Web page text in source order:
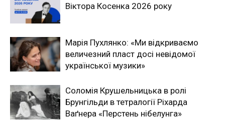
Віктора Косенка 2026 року
Марія Пухлянко: «Ми відкриваємо
величезний пласт досі невідомої
української музики»
Соломія Крушельницька в ролі
Брунгільди в тетралогії Ріхарда
Ваґнера «Перстень нібелунга»